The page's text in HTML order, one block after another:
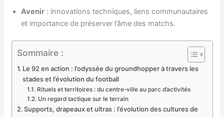
Avenir : innovations techniques, liens communautaires
et importance de préserver l’âme des matchs.
Sommaire :
Le 92 en action : l’odyssée du groundhopper à travers les
stades et l’évolution du football
Rituels et territoires : du centre-ville au parc d’activités
Un regard tactique sur le terrain
Supports, drapeaux et ultras : l’évolution des cultures de